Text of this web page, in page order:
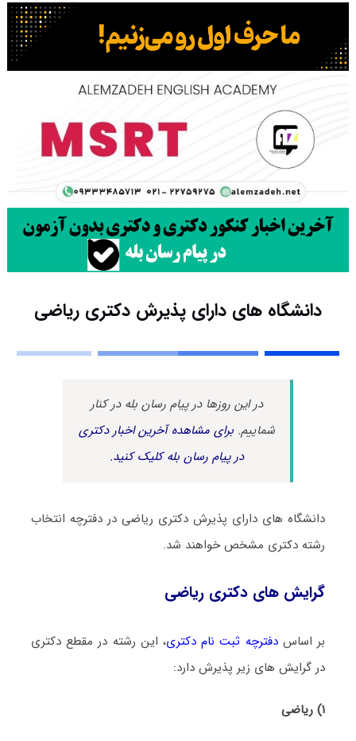
دانشگاه های دارای پذیرش دکتری رﻳﺎضی
در این روزها در پیام رسان بله در کنار
شماییم.برای مشاهده آخرین اخبار دکتری
در پیام رسان بله کلیک کنید.
دانشگاه های دارای پذیرش دکتری رﻳﺎضی در دفترچه انتخاب
رشته دکتری مشخص خواهند شد.
گرایش های دکتری رﻳﺎضی
بر اساسدفترچه ثبت نام دکتری، این رشته در مقطع دکتری
در گرایش های زیر پذیرش دارد:
۱) ریاضی